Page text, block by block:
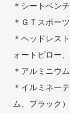
＊シートベン
＊ＧＴスポー
＊ヘッドレス
ォートピロー
＊アルミニウ
＊イルミネー
ム、ブラック）